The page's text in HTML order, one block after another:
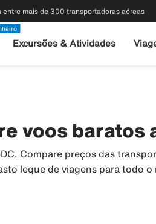
entre mais de 300 transportadoras aéreas
Excursões & Atividades
voos baratos
Compare preços das
leque de viagens para todo o